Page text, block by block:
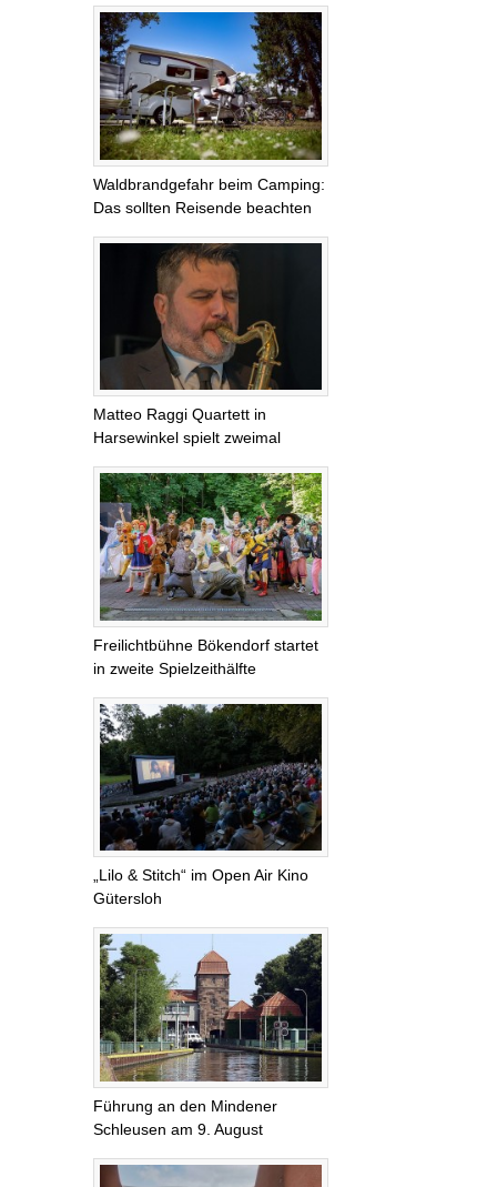
Waldbrandgefahr beim Camping:
Das sollten Reisende beachten
Matteo Raggi Quartett in
Harsewinkel spielt zweimal
Freilichtbühne Bökendorf startet
in zweite Spielzeithälfte
„Lilo & Stitch“ im Open Air Kino
Gütersloh
Führung an den Mindener
Schleusen am 9. August